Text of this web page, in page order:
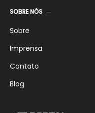
SOBRE NÓS
Sobre
Imprensa
Contato
Blog